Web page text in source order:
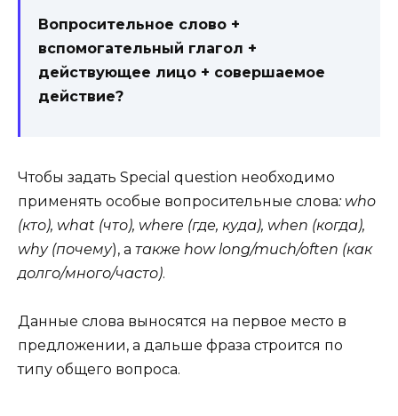
Вопросительное слово +
вспомогательный глагол +
действующее лицо + совершаемое
действие?
Чтобы задать Spe­cial ques­tion необходимо
применять особые вопросительные слова: who
(кто), what (что), where (где, куда), when (когда),
why (почему), а также how long/much/often (как
долго/много/часто).
Данные слова выносятся на первое место в
предложении, а дальше фраза строится по
типу общего вопроса.